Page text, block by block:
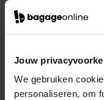
Jouw
We gebruiken
personaliseren, om